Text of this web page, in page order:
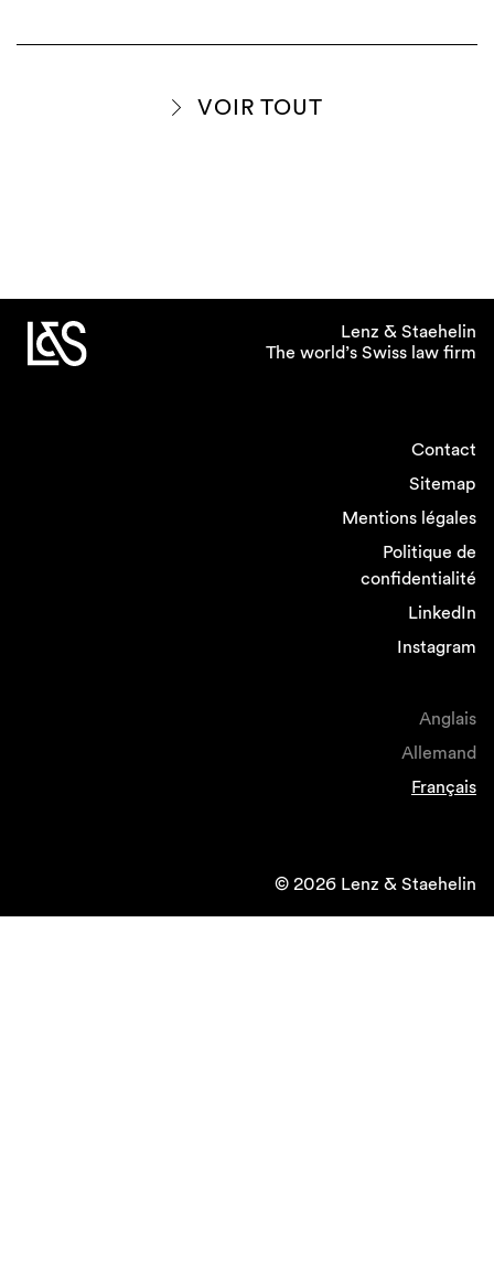
VOIR TOUT
Lenz & Staehelin
The world’s Swiss law firm
Contact
Sitemap
Mentions légales
Politique de
confidentialité
LinkedIn
Instagram
Anglais
Allemand
Français
© 2026 Lenz & Staehelin